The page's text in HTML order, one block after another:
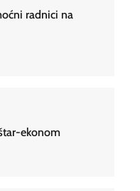
radnici na
ekonom